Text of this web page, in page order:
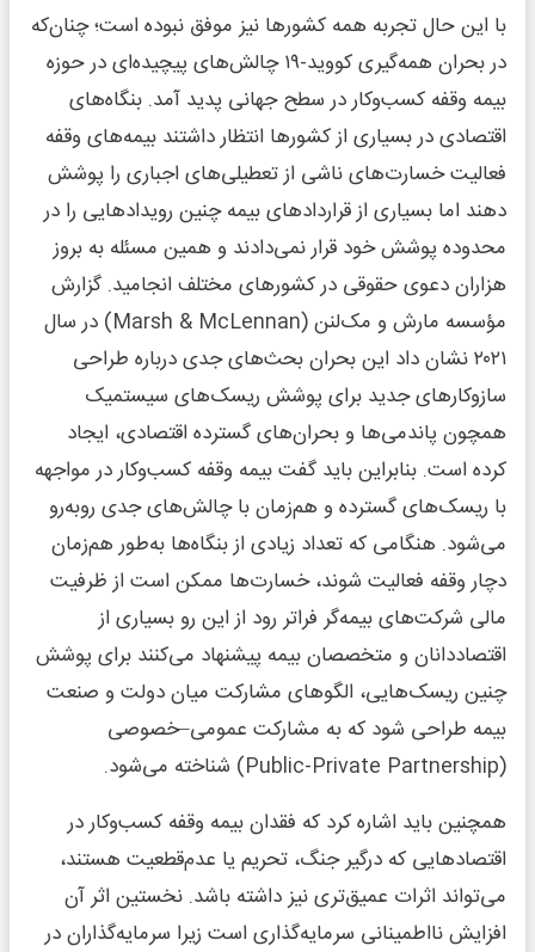
با این حال تجربه همه کشورها نیز موفق نبوده است؛ چنان‌که
در بحران همه‌گیری کووید‑۱۹ چالش‌های پیچیده‌ای در حوزه
بیمه وقفه کسب‌وکار در سطح جهانی پدید آمد. بنگاه‌های
اقتصادی در بسیاری از کشورها انتظار داشتند بیمه‌های وقفه
فعالیت خسارت‌های ناشی از تعطیلی‌های اجباری را پوشش
دهند اما بسیاری از قراردادهای بیمه چنین رویدادهایی را در
محدوده پوشش خود قرار نمی‌دادند و همین مسئله به بروز
هزاران دعوی حقوقی در کشورهای مختلف انجامید. گزارش
مؤسسه مارش و مک‌لنن (Marsh & McLennan) در سال
۲۰۲۱ نشان داد این بحران بحث‌های جدی درباره طراحی
سازوکارهای جدید برای پوشش ریسک‌های سیستمیک
همچون پاندمی‌ها و بحران‌های گسترده اقتصادی، ایجاد
کرده است. بنابراین باید گفت بیمه وقفه کسب‌وکار در مواجهه
با ریسک‌های گسترده و هم‌زمان با چالش‌های جدی روبه‌رو
می‌شود. هنگامی که تعداد زیادی از بنگاه‌ها به‌طور هم‌زمان
دچار وقفه فعالیت شوند، خسارت‌ها ممکن است از ظرفیت
مالی شرکت‌های بیمه‌گر فراتر رود از این رو بسیاری از
اقتصاددانان و متخصصان بیمه پیشنهاد می‌کنند برای پوشش
چنین ریسک‌هایی، الگوهای مشارکت میان دولت و صنعت
بیمه طراحی شود که به مشارکت عمومی–خصوصی
(Public‑Private Partnership) شناخته می‌شود.
همچنین باید اشاره کرد که فقدان بیمه وقفه کسب‌وکار در
اقتصادهایی که درگیر جنگ، تحریم یا عدم‌قطعیت هستند،
می‌تواند اثرات عمیق‌تری نیز داشته باشد. نخستین اثر آن
افزایش نااطمینانی سرمایه‌گذاری است زیرا سرمایه‌گذاران در